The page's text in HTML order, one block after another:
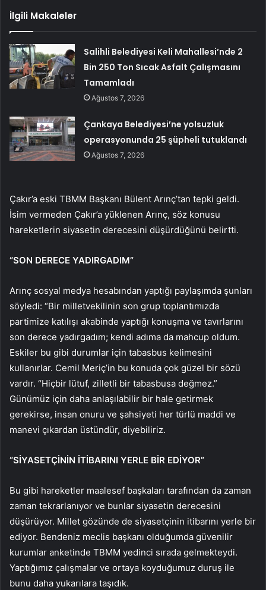
İlgili Makaleler
Salihli Belediyesi Keli Mahallesi’nde 2
Bin 250 Ton Sıcak Asfalt Çalışmasını
Tamamladı
Ağustos 7, 2026
Çankaya Belediyesi’ne yolsuzluk
operasyonunda 25 şüpheli tutuklandı
Ağustos 7, 2026
Çakır’a eski TBMM Başkanı Bülent Arınç’tan tepki geldi.
İsim vermeden Çakır’a yüklenen Arınç, söz konusu
hareketlerin siyasetin derecesini düşürdüğünü belirtti.
“SON DERECE YADIRGADIM”
Arınç sosyal medya hesabından yaptığı paylaşımda şunları
söyledi: “Bir milletvekilinin son grup toplantımızda
partimize katılışı akabinde yaptığı konuşma ve tavırlarını
son derece yadırgadım; kendi adıma da mahcup oldum.
Eskiler bu gibi durumlar için tabasbus kelimesini
kullanırlar. Cemil Meriç’in bu konuda çok güzel bir sözü
vardır. “Hiçbir lütuf, zilletli bir tabasbusa değmez.”
Günümüz için daha anlaşılabilir bir hale getirmek
gerekirse, insan onuru ve şahsiyeti her türlü maddi ve
manevi çıkardan üstündür, diyebiliriz.
“SİYASETÇİNİN İTİBARINI YERLE BİR EDİYOR”
Bu gibi hareketler maalesef başkaları tarafından da zaman
zaman tekrarlanıyor ve bunlar siyasetin derecesini
düşürüyor. Millet gözünde de siyasetçinin itibarını yerle bir
ediyor. Bendeniz meclis başkanı olduğumda güvenilir
kurumlar anketinde TBMM yedinci sırada gelmekteydi.
Yaptığımız çalışmalar ve ortaya koyduğumuz duruş ile
bunu daha yukarılara taşıdık.